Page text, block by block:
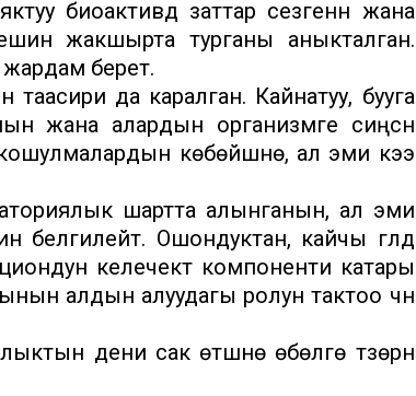
биоактивдүү заттар сезгенүүнү жана
жакшырта турганы аныкталган.
берет.
да каралган. Кайнатуу, бууга
жана алардын организмге сиңүүсүн
көбөйүшүнө, ал эми кээ
шартта алынганын, ал эми
Ошондуктан, кайчы гүлдүү
келечектүү компоненти катары
алдын алуудагы ролун тактоо үчүн
дени сак өтүшүнө өбөлгө түзөрүн